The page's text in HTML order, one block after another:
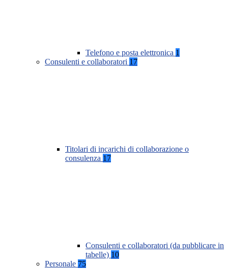
Telefono e posta elettronica 1
Consulenti e collaboratori 17
Titolari di incarichi di collaborazione o
consulenza 17
Consulenti e collaboratori (da pubblicare in
tabelle) 10
Personale 75